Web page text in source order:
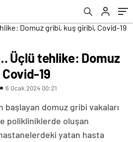
Üçlü tehlike: Domuz
19
6 Ocak 2024 00:21
domuz gribi vakaları
polikliniklerde oluşan
yatan hasta